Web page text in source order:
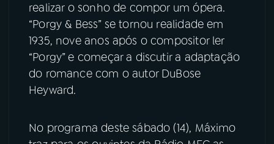
ACOMPANHE A RÁDIO MEC
YouTube Facebook
Instagram
realizar o sonho de compor um ópera.
“Porgy & Bess” se tornou realidade em
1935, nove anos após o compositor ler
“Porgy” e começar a discutir a adaptação
do romance com o autor DuBose
Heyward.
No programa deste sábado (14), Máximo